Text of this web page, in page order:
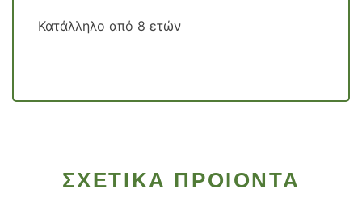
Κατάλληλο από 8 ετών
ΣΧΕΤΙΚΑ ΠΡΟΙΟΝΤΑ